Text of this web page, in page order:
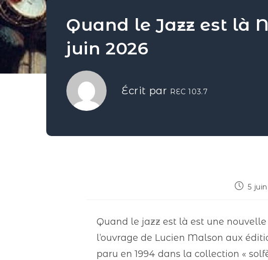
Quand le Jazz est là
juin 2026
Écrit par REC 103.7
5
Quand le jazz est là est une
l’ouvrage de Lucien Malson aux
paru en 1994 dans la collection «